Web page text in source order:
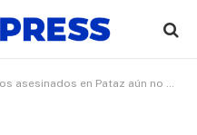
en Pataz aún no han sido identificados